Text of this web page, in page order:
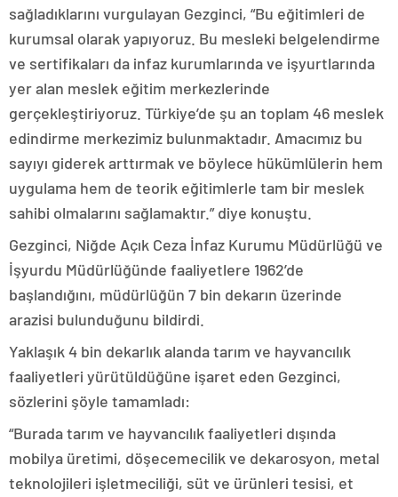
sağladıklarını vurgulayan Gezginci, “Bu eğitimleri de
kurumsal olarak yapıyoruz. Bu mesleki belgelendirme
ve sertifikaları da infaz kurumlarında ve işyurtlarında
yer alan meslek eğitim merkezlerinde
gerçekleştiriyoruz. Türkiye’de şu an toplam 46 meslek
edindirme merkezimiz bulunmaktadır. Amacımız bu
sayıyı giderek arttırmak ve böylece hükümlülerin hem
uygulama hem de teorik eğitimlerle tam bir meslek
sahibi olmalarını sağlamaktır.” diye konuştu.
Gezginci, Niğde Açık Ceza İnfaz Kurumu Müdürlüğü ve
İşyurdu Müdürlüğünde faaliyetlere 1962’de
başlandığını, müdürlüğün 7 bin dekarın üzerinde
arazisi bulunduğunu bildirdi.
Yaklaşık 4 bin dekarlık alanda tarım ve hayvancılık
faaliyetleri yürütüldüğüne işaret eden Gezginci,
sözlerini şöyle tamamladı:
“Burada tarım ve hayvancılık faaliyetleri dışında
mobilya üretimi, döşecemecilik ve dekarosyon, metal
teknolojileri işletmeciliği, süt ve ürünleri tesisi, et